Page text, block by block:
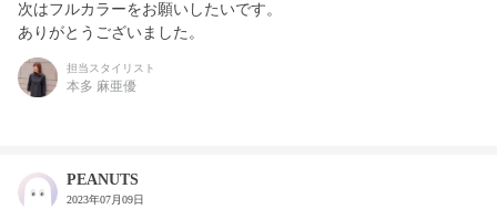
次はフルカラーをお願いしたいです。
ありがとうございました。
担当スタイリスト
本多 麻亜優
PEANUTS
2023年07月09日